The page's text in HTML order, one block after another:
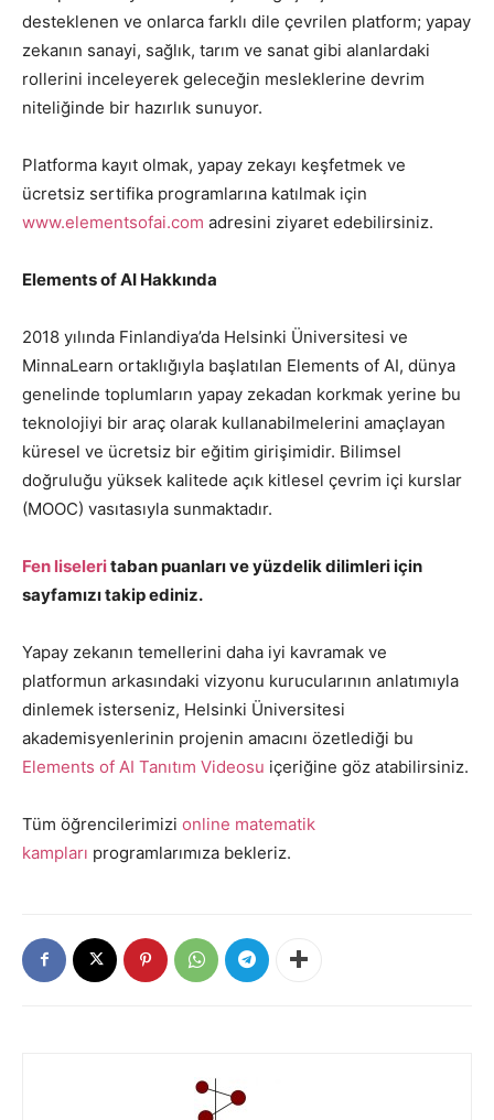
desteklenen ve onlarca farklı dile çevrilen platform; yapay
zekanın sanayi, sağlık, tarım ve sanat gibi alanlardaki
rollerini inceleyerek geleceğin mesleklerine devrim
niteliğinde bir hazırlık sunuyor.
Platforma kayıt olmak, yapay zekayı keşfetmek ve
ücretsiz sertifika programlarına katılmak için
www.elementsofai.com adresini ziyaret edebilirsiniz.
Elements of AI Hakkında
2018 yılında Finlandiya’da Helsinki Üniversitesi ve
MinnaLearn ortaklığıyla başlatılan Elements of AI, dünya
genelinde toplumların yapay zekadan korkmak yerine bu
teknolojiyi bir araç olarak kullanabilmelerini amaçlayan
küresel ve ücretsiz bir eğitim girişimidir. Bilimsel
doğruluğu yüksek kalitede açık kitlesel çevrim içi kurslar
(MOOC) vasıtasıyla sunmaktadır.
Fen liseleritaban puanları ve yüzdelik dilimleri için
sayfamızı takip ediniz.
Yapay zekanın temellerini daha iyi kavramak ve
platformun arkasındaki vizyonu kurucularının anlatımıyla
dinlemek isterseniz, Helsinki Üniversitesi
akademisyenlerinin projenin amacını özetlediği bu
Elements of AI Tanıtım Videosu içeriğine göz atabilirsiniz.
Tüm öğrencilerimizi online matematik
kampları programlarımıza bekleriz.